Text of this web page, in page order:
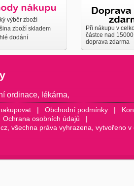
výběr zboží
zboží skladem
dodání
Při nákupu v
částce nad
doprava zdarma
ordinace, lékárna,
| Obchodní podmínky |
Ochrana osobních údajů |
všechna práva vyhrazena, vytvořeno v